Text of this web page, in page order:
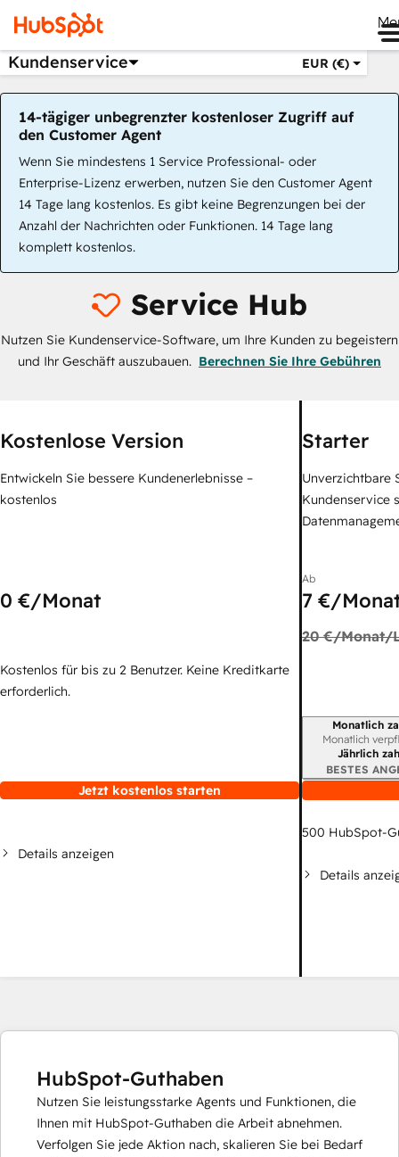
Kundenservice EUR (€)
14-tägiger unbegrenzter kostenloser Zugriff auf
den Customer Agent
Wenn Sie mindestens 1 Service Professional- oder
Enterprise-Lizenz erwerben, nutzen Sie den Customer Agent
14 Tage lang kostenlos. Es gibt keine Begrenzungen bei der
Anzahl der Nachrichten oder Funktionen. 14 Tage lang
komplett kostenlos.
Service Hub
Nutzen Sie Kundenservice-Software, um Ihre Kunden zu begeistern
und Ihr Geschäft auszubauen. Berechnen Sie Ihre Gebühren
Kostenlose Version
Entwickeln Sie bessere Kundenerlebnisse –
kostenlos
0 €/Monat
Kostenlos für bis zu 2 Benutzer. Keine Kreditkarte
erforderlich.
Jetzt kostenlos starten
Details anzeigen
Starter
Unverzichtbare
Kundenservice
Ab
7 €/
20 €/Monat/
Monatlich
Monatlich
Jährlich
BESTES
500 HubSpot-
Details
HubSpot-Guthaben
Nutzen Sie leistungsstarke Agents und Funktionen, die
Ihnen mit HubSpot-Guthaben die Arbeit abnehmen.
Verfolgen Sie jede Aktion nach, skalieren Sie bei Bedarf